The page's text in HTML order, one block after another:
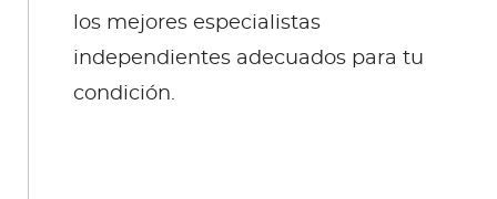
los mejores especialistas
independientes adecuados para tu
condición.